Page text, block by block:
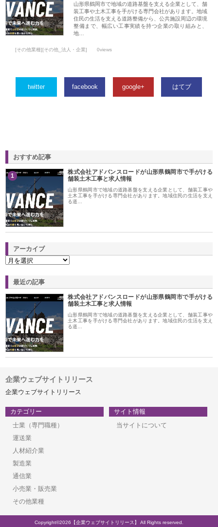
山形県鶴岡市で地域の道路基盤を支える企業として、舗
装工事や土木工事を手がける専門会社があります。地域
住民の生活を支える道路整備から、公共施設周辺の環境
整備まで、幅広い工事実績を持つ企業の取り組みと、
地…
[その他業種][その他_法人・企業] 0views
twitter facebook google+ はてブ
おすすめ記事
1
株式会社アドバンスロードが山形県鶴岡市で手がける
舗装土木工事と求人情報
山形県鶴岡市で地域の道路基盤を支える企業として、舗装工事や
土木工事を手がける専門会社があります。地域住民の生活を支え
る道…
アーカイブ
最近の記事
株式会社アドバンスロードが山形県鶴岡市で手がける
舗装土木工事と求人情報
山形県鶴岡市で地域の道路基盤を支える企業として、舗装工事や
土木工事を手がける専門会社があります。地域住民の生活を支え
る道…
企業ウェブサイトリリース
企業ウェブサイトリリース
カテゴリー
士業（専門職種）
運送業
人材紹介業
製造業
通信業
小売業・販売業
その他業種
サイト情報
当サイトについて
Copyright©2026【企業ウェブサイトリリース】 All Rights reserved.